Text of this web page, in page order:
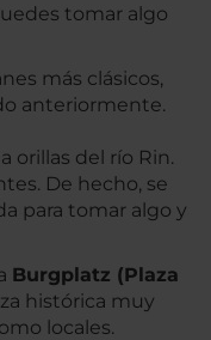
tomar algo
más clásicos,
anteriormente.
orillas del río Rin.
De hecho, se
para tomar algo y
Burgplatz (Plaza
histórica muy
locales.